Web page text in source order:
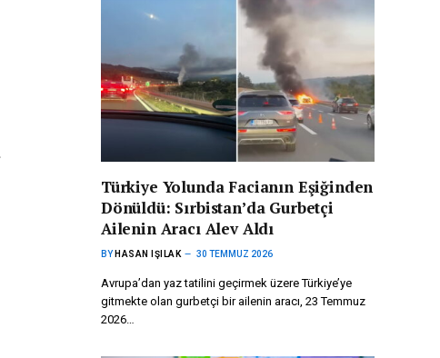
Türkiye Yolunda Facianın Eşiğinden
Dönüldü: Sırbistan’da Gurbetçi
Ailenin Aracı Alev Aldı
BY HASAN IŞILAK 30 TEMMUZ 2026
Avrupa’dan yaz tatilini geçirmek üzere Türkiye’ye
gitmekte olan gurbetçi bir ailenin aracı, 23 Temmuz
2026…